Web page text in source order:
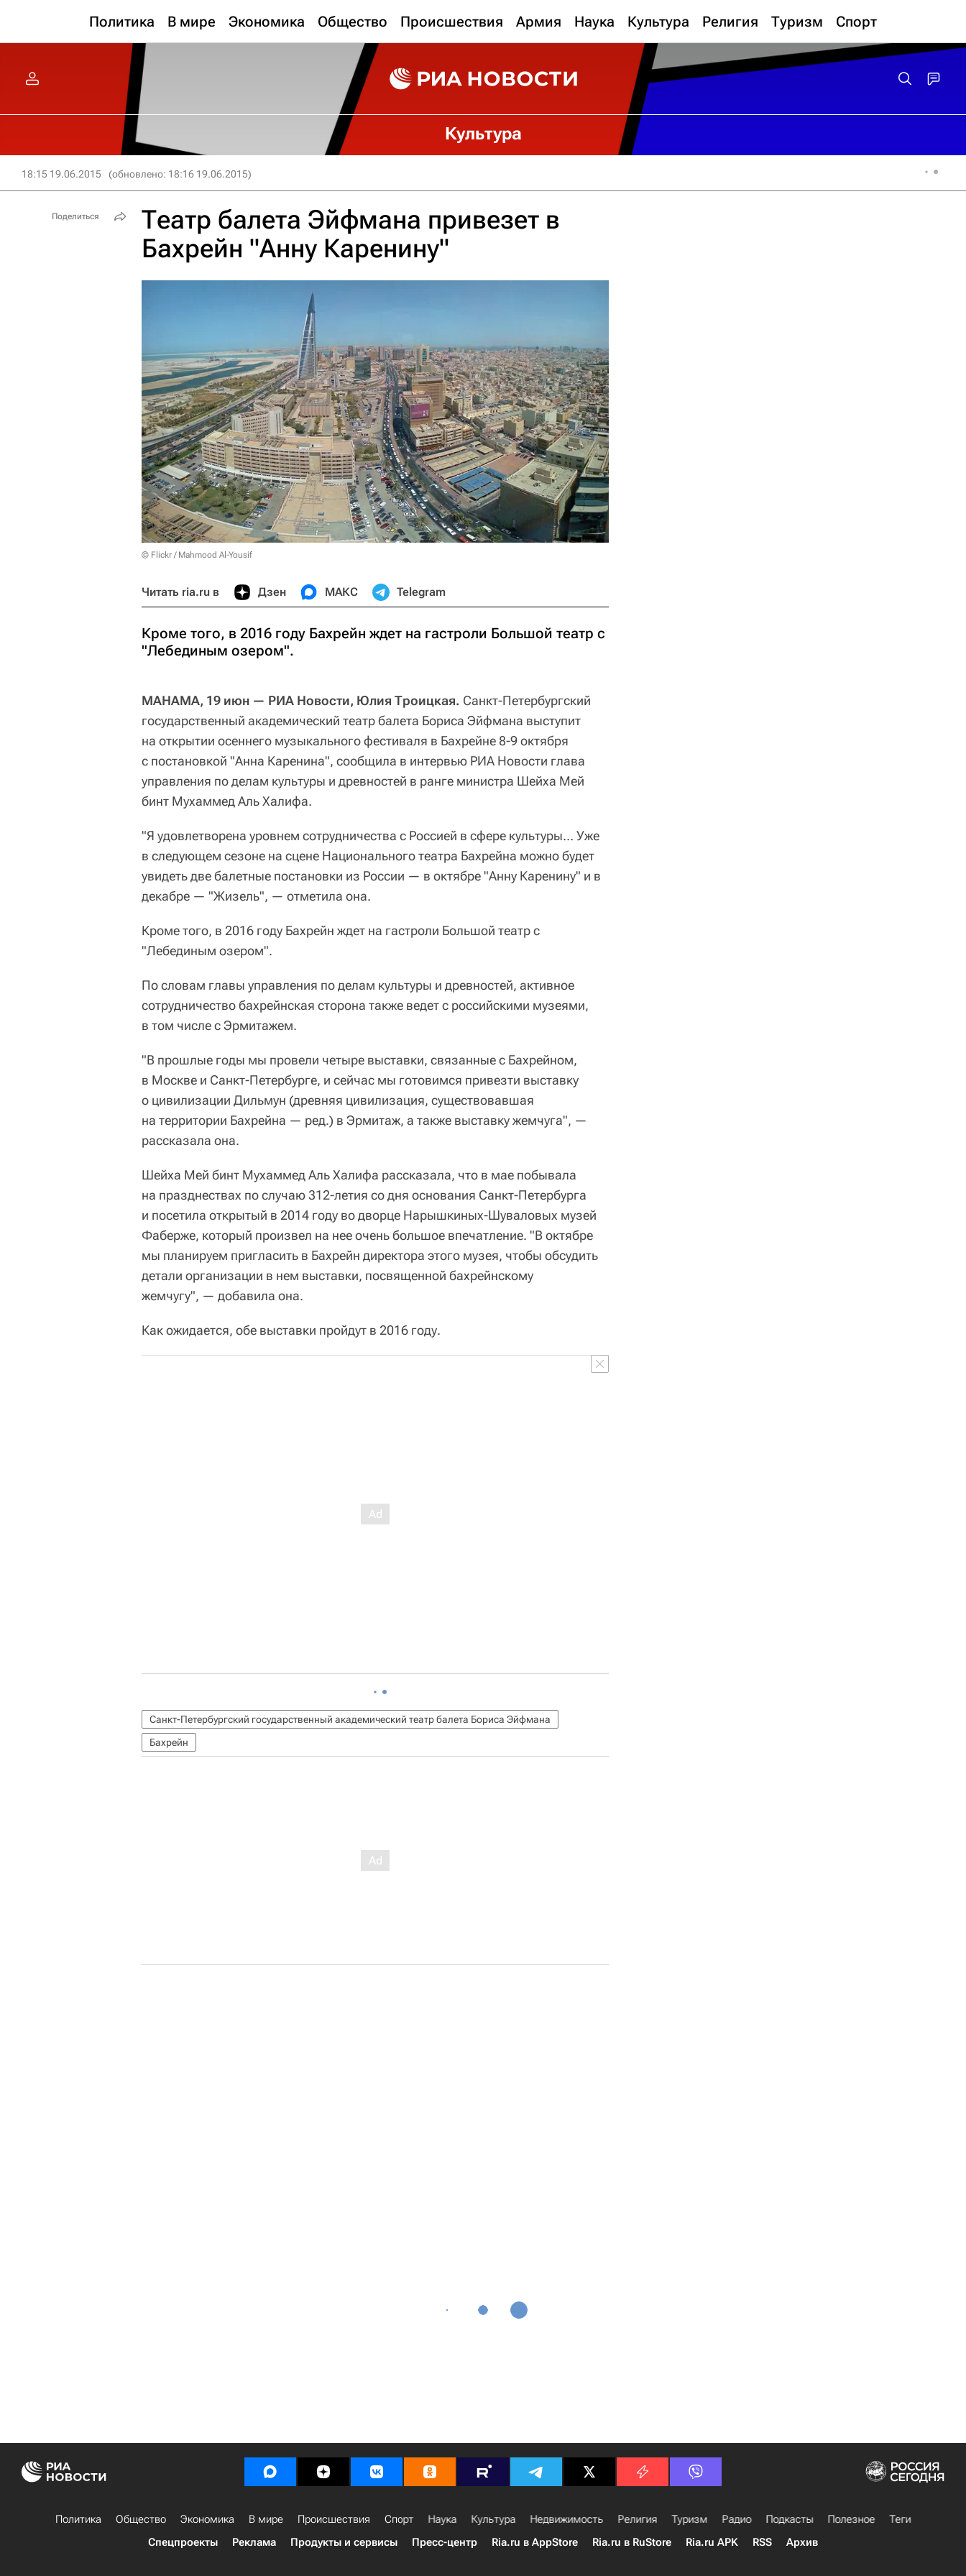
Политика В мире Экономика Общество Происшествия Армия Наука Культура Религия Туризм Спорт
Культура
18:15 19.06.2015 (обновлено: 18:16 19.06.2015)
Театр балета Эйфмана привезет в
Бахрейн "Анну Каренину"
© Flickr / Mahmood Al-Yousif
Читать ria.ru в Дзен МАКС Telegram
Кроме того, в 2016 году Бахрейн ждет на гастроли Большой театр с
"Лебединым озером".
МАНАМА, 19 июн — РИА Новости, Юлия Троицкая. Санкт-Петербургский
государственный академический театр балета Бориса Эйфмана выступит
на открытии осеннего музыкального фестиваля в Бахрейне 8-9 октября
с постановкой "Анна Каренина", сообщила в интервью РИА Новости глава
управления по делам культуры и древностей в ранге министра Шейха Мей
бинт Мухаммед Аль Халифа.
"Я удовлетворена уровнем сотрудничества с Россией в сфере культуры… Уже
в следующем сезоне на сцене Национального театра Бахрейна можно будет
увидеть две балетные постановки из России — в октябре "Анну Каренину" и в
декабре — "Жизель", — отметила она.
Кроме того, в 2016 году Бахрейн ждет на гастроли Большой театр с
"Лебединым озером".
По словам главы управления по делам культуры и древностей, активное
сотрудничество бахрейнская сторона также ведет с российскими музеями,
в том числе с Эрмитажем.
"В прошлые годы мы провели четыре выставки, связанные с Бахрейном,
в Москве и Санкт-Петербурге, и сейчас мы готовимся привезти выставку
о цивилизации Дильмун (древняя цивилизация, существовавшая
на территории Бахрейна — ред.) в Эрмитаж, а также выставку жемчуга", —
рассказала она.
Шейха Мей бинт Мухаммед Аль Халифа рассказала, что в мае побывала
на празднествах по случаю 312-летия со дня основания Санкт-Петербурга
и посетила открытый в 2014 году во дворце Нарышкиных-Шуваловых музей
Фаберже, который произвел на нее очень большое впечатление. "В октябре
мы планируем пригласить в Бахрейн директора этого музея, чтобы обсудить
детали организации в нем выставки, посвященной бахрейнскому
жемчугу", — добавила она.
Как ожидается, обе выставки пройдут в 2016 году.
Санкт-Петербургский государственный академический театр балета Бориса Эйфмана
Бахрейн
Поделиться
Политика Общество Экономика В мире Происшествия Спорт Наука Культура Недвижимость Религия Туризм Радио Подкасты Полезное
Теги
Спецпроекты
Реклама Продукты и сервисы Пресс-центр Ria.ru в AppStore Ria.ru в RuStore Ria.ru APK RSS Архив